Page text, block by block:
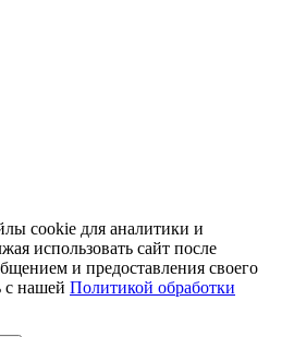
cookie для аналитики и
использовать сайт после
и предоставления своего
с нашей Политикой обработки